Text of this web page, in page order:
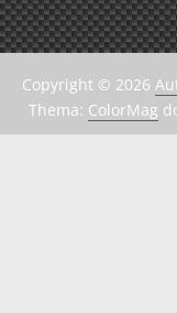
Copyright © 2026
Thema: ColorMag